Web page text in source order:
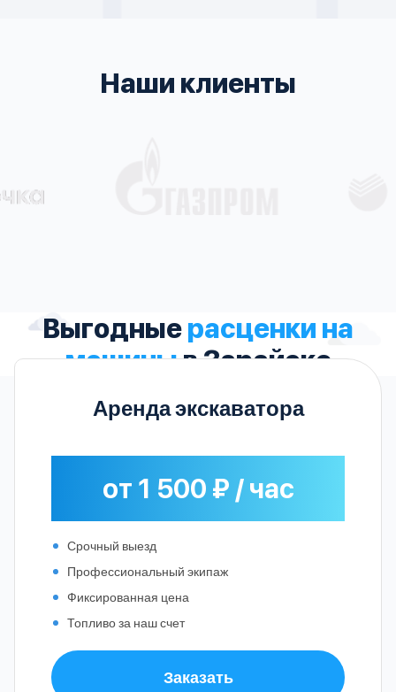
Наши клиенты
Выгодныерасценки на
машиныв Зарайске
Аренда экскаватора
от 1 500 ₽ / час
Срочный выезд
Профессиональный экипаж
Фиксированная цена
Топливо за наш счет
Заказать